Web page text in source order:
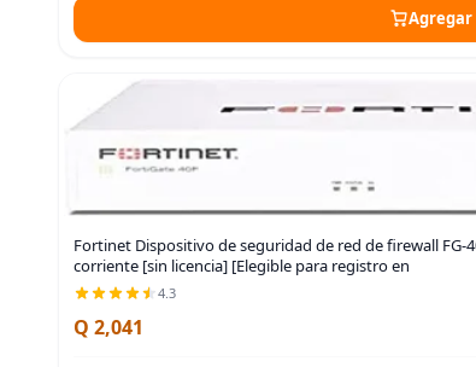
Agregar
Fortinet Dispositivo de seguridad de red de firewall FG-
corriente [sin licencia] [Elegible para registro en
4.3
Q 2,041